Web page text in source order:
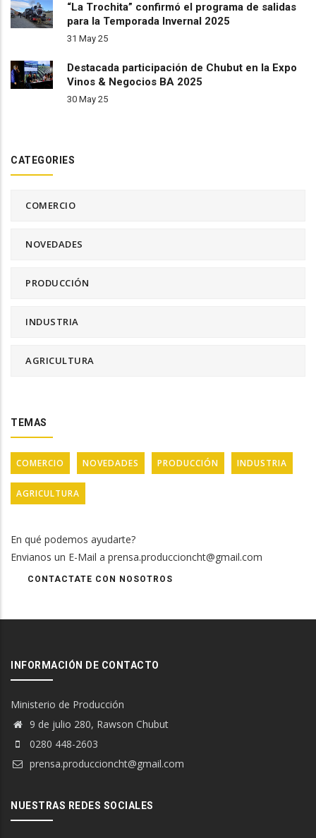
“La Trochita” confirmó el programa de salidas
para la Temporada Invernal 2025
31 May 25
Destacada participación de Chubut en la Expo
Vinos & Negocios BA 2025
30 May 25
CATEGORIES
COMERCIO
NOVEDADES
PRODUCCIÓN
INDUSTRIA
AGRICULTURA
TEMAS
COMERCIO NOVEDADES PRODUCCIÓN INDUSTRIA
AGRICULTURA
En qué podemos ayudarte?
Envianos un E-Mail a prensa.produccioncht@gmail.com
CONTACTATE CON NOSOTROS
INFORMACIÓN DE CONTACTO
Ministerio de Producción
9 de julio 280, Rawson Chubut
0280 448-2603
prensa.produccioncht@gmail.com
NUESTRAS REDES SOCIALES